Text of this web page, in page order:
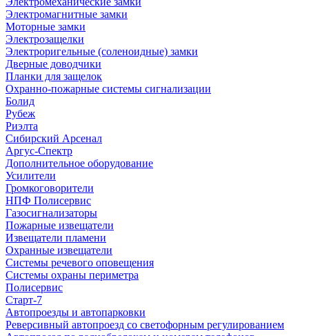
Электромагнитные замки
Моторные замки
Электрозащелки
Электроригельные (cоленоидные) замки
Дверные доводчики
Планки для защелок
Охранно-пожарные системы сигнализации
Болид
Рубеж
Риэлта
Сибирский Арсенал
Аргус-Спектр
Дополнительное оборудование
Усилители
Громкоговорители
НПФ Полисервис
Газосигнализаторы
Пожарные извещатели
Извещатели пламени
Охранные извещатели
Системы речевого оповещения
Системы охраны периметра
Полисервис
Старт-7
Автопроезды и автопарковки
Реверсивный автопроезд со светофорным регулированием